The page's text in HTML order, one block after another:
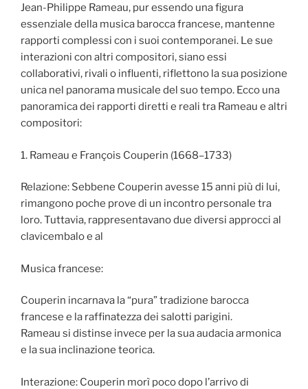
Jean-Philippe Rameau, pur essendo una figura
essenziale della musica barocca francese, mantenne
rapporti complessi con i suoi contemporanei. Le sue
interazioni con altri compositori, siano essi
collaborativi, rivali o influenti, riflettono la sua posizione
unica nel panorama musicale del suo tempo. Ecco una
panoramica dei rapporti diretti e reali tra Rameau e altri
compositori:
1. Rameau e François Couperin (1668–1733)
Relazione: Sebbene Couperin avesse 15 anni più di lui,
rimangono poche prove di un incontro personale tra
loro. Tuttavia, rappresentavano due diversi approcci al
clavicembalo e al
Musica francese:
Couperin incarnava la “pura” tradizione barocca
francese e la raffinatezza dei salotti parigini.
Rameau si distinse invece per la sua audacia armonica
e la sua inclinazione teorica.
Interazione: Couperin morì poco dopo l’arrivo di